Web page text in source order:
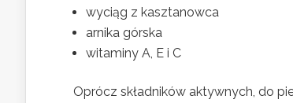
wyciąg z kasztanowca
arnika górska
witaminy A, E i C
Oprócz składników aktywnych, do